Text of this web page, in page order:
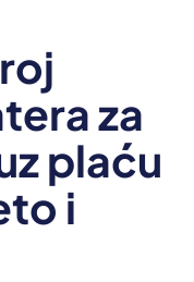
za
plaću
i